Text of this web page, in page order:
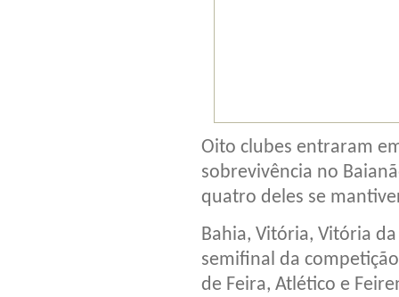
Oito clubes entraram
sobrevivência no
quatro deles se
Bahia, Vitória, Vitória
semifinal da
de Feira, Atlético e